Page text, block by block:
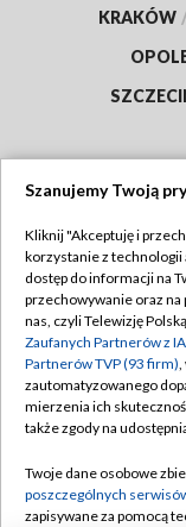
KRAKÓW
Abonament TVP
Emisja w TVP
Centrum
Naziemna
Rada
Szanujemy Twoją
Kliknij "Akceptuję i
korzystanie z technologii
dostęp do informacji na
przechowywanie oraz
nas, czyli Telewizję
Zaufanych Partnerów z
Partnerów TVP (93 firm),
zautomatyzowanego
mierzenia ich
także zgody na
Twoje dane osobowe
poszczególnych
zapisywane za pomocą